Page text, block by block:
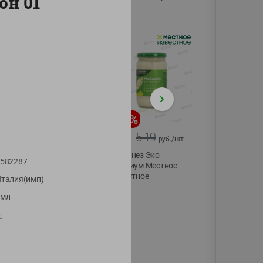
ягодные Местное
известное яблоко-
тыква Хоба
%
5.19 руб./шт
Майонез Эко
премиум Местное
известное